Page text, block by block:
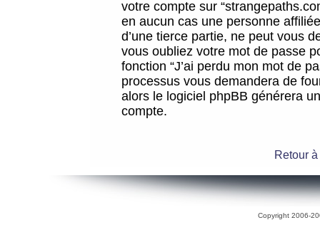
votre compte sur
en aucun cas une personne
d’une tierce partie, ne peut vous
vous oubliez votre mot de passe
fonction “J’ai perdu mon mot de
processus vous demandera de
alors le logiciel phpBB générera
compte.
Retour
Copyright 2006-